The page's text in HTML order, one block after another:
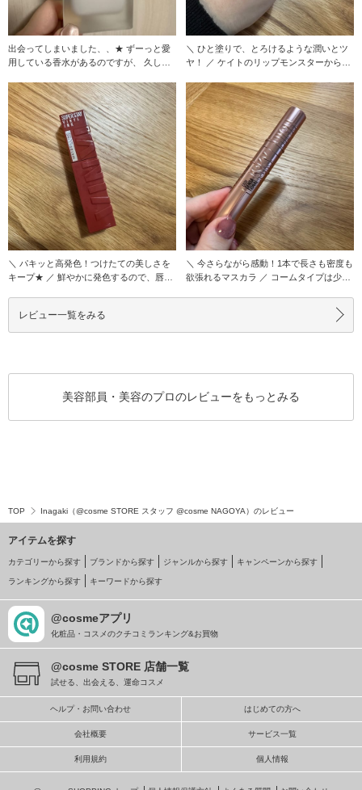
出会ってしまいました、、★ ずーっと愛
用している香水があるのですが、 久しぶ
＼ ひと塗りで、とろけるような潤いとツ
ヤ！ ／ ケイトのリップモンスターから登
＼ パキッと高発色！つけたての美しさを
キープ★ ／ 鮮やかに発色するので、唇の
＼ 今さらながら感動！1本で長さも密度も
欲張れるマスカラ ／ コームタイプは少し
レビュー一覧をみる
美容部員・美容のプロのレビューをもっとみる
TOP Inagaki（@cosme STORE スタッフ @cosme NAGOYA）のレビュー
アイテムを探す
カテゴリーから探す ブランドから探す ジャンルから探す キャンペーンから探す
ランキングから探す キーワードから探す
@cosmeアプリ
化粧品・コスメのクチコミランキング&お買物
@cosme STORE 店舗一覧
試せる、出会える、運命コスメ
ヘルプ・お問い合わせ はじめての方へ
会社概要 サービス一覧
利用規約 個人情報